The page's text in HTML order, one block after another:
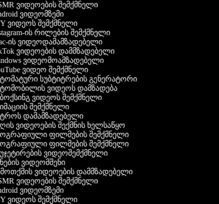
ვიდეოების შემქმნელი
ვიდეომზემი
ვიდეოს შემქმნელი
ის რილების შემქმნელი
ის ვიდეოდამამზადებელი
ვიდეოების დამმზადებელი
ვიდეომოამზადებელი
ვიდეო შემქმნელი
სუბტიტრების გენერატორი
ვიდეოს დამზადება
ვიდეოს შემქმნელი
შემქმნელი
დამამზადებელი
ვიდეოების შექმნის ხელსაწყო
ფილმების შემქმნელი
ფილმების შემქმნელი
ვიდეოშემქმნელი
ვიდეომშენი
ვიდეოების დამმზადებელი
ვიდეოების შემქმნელი
ვიდეომზემი
ვიდეოს შემქმნელი